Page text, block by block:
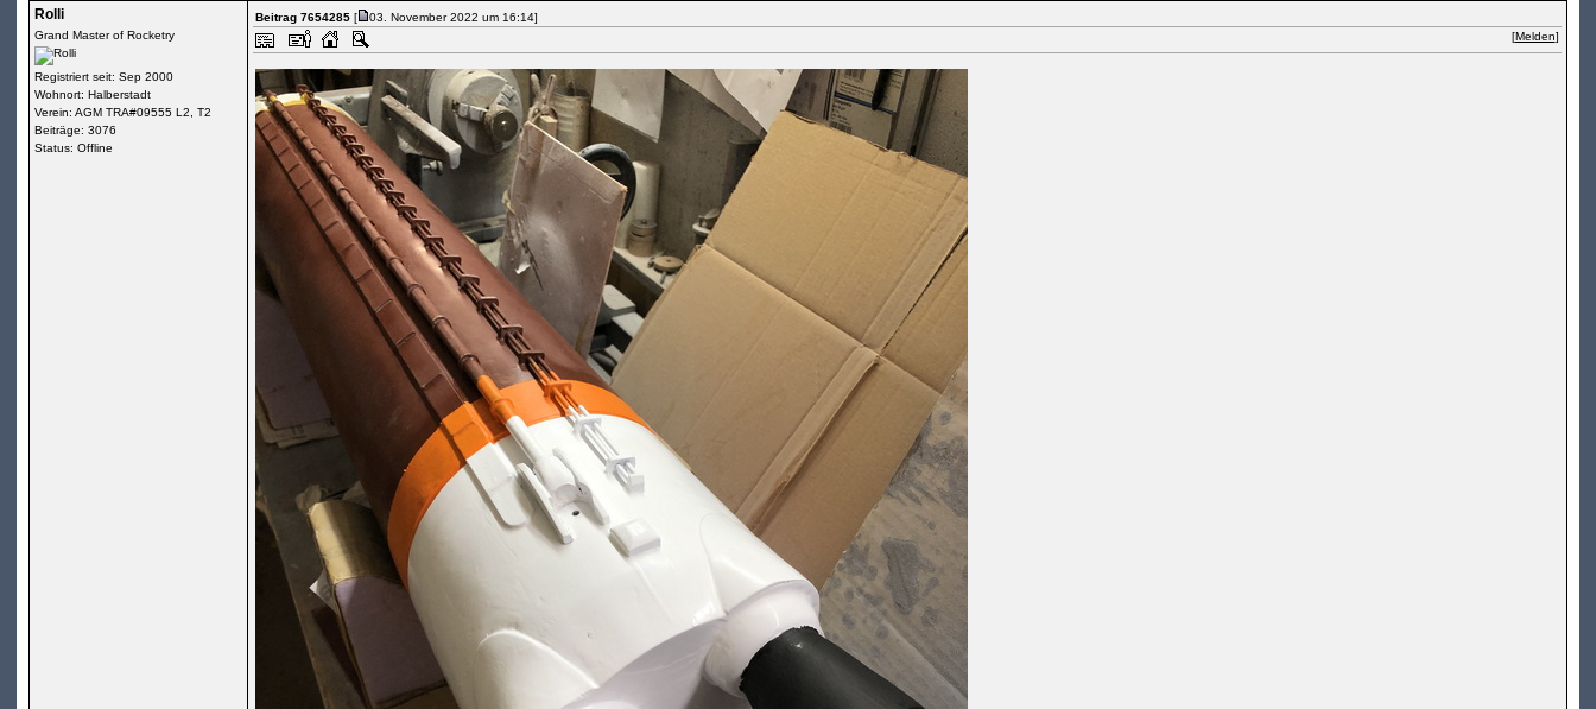
Rolli
Grand Master of Rocketry
Registriert seit: Sep 2000
Wohnort: Halberstadt
Verein: AGM TRA#09555 L2, T2
Beiträge: 3076
Status: Offline
Beitrag 7654285[
03. November 2022 um 16:14]
[Melden]